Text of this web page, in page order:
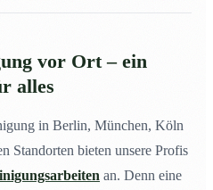
vor Ort – ein
alles
in Berlin, München, Köln
Standorten bieten unsere Profis
an. Denn eine